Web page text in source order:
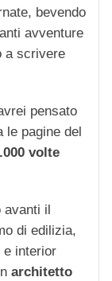
bevendo
avventure
a scrivere
pensato
le pagine del
volte
il
di edilizia,
e interior
architetto